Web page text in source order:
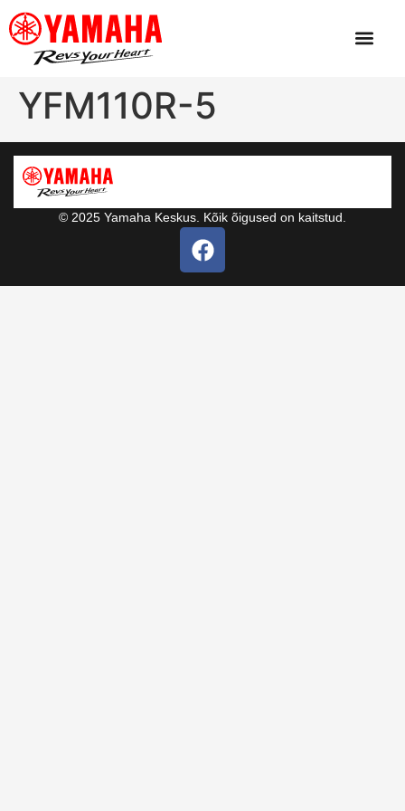
YFM110R-5
© 2025 Yamaha Keskus. Kõik õigused on kaitstud.